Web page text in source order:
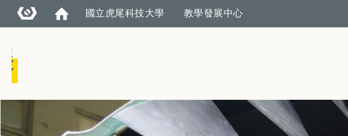
國立虎尾科技大學 教學發展中心